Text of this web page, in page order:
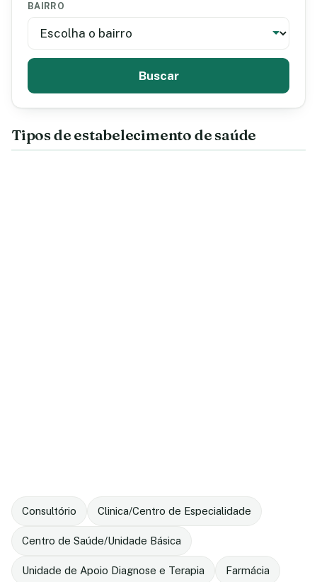
BAIRRO
Buscar
Tipos de estabelecimento de saúde
Consultório Clinica/Centro de Especialidade
Centro de Saúde/Unidade Básica
Unidade de Apoio Diagnose e Terapia Farmácia